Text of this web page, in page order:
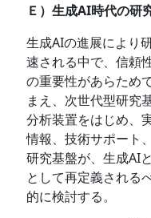
Ｅ）生成AI時代の研
生成AIの進展により
速される中で、信頼
の重要性があらため
まえ、次世代型研究
分析装置をはじめ、
情報、技術サポート
研究基盤が、生成AI
として再定義される
的に検討する。